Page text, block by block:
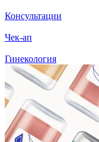
Консультации
Чек-ап
Гинекология